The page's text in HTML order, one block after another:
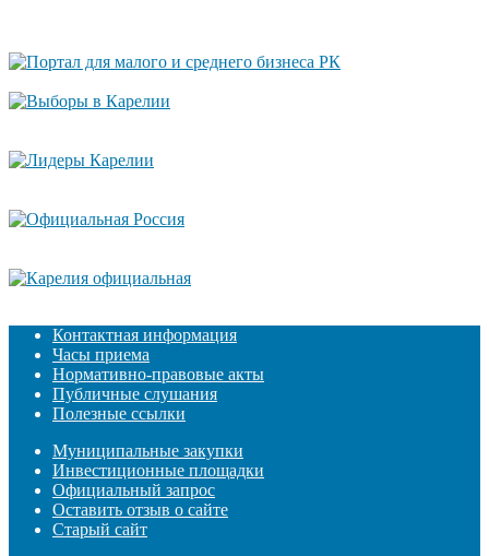
Контактная информация
Часы приема
Нормативно-правовые акты
Публичные слушания
Полезные ссылки
Муниципальные закупки
Инвестиционные площадки
Официальный запрос
Оставить отзыв о сайте
Старый сайт